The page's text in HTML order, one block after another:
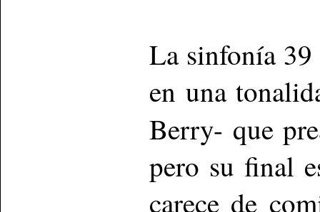
La sinfonía
en una
Berry- que
pero su final
carece de